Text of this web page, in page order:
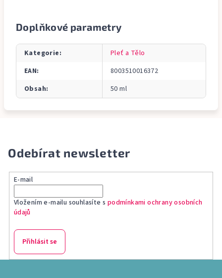
Doplňkové parametry
Kategorie:
Pleť a Tělo
EAN:
8003510016372
Obsah: 50 ml
Odebírat newsletter
E-mail
Vložením e-mailu souhlasíte s podmínkami ochrany osobních
údajů
Přihlásit se